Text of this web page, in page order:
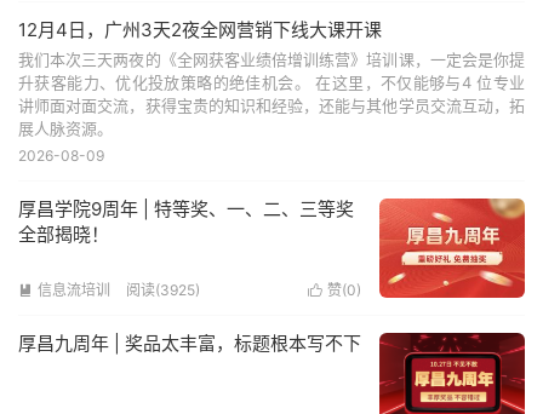
12月4日，广州3天2夜全网营销下线大课开课
我们本次三天两夜的《全网获客业绩倍增训练营》培训课，一定会是你提
升获客能力、优化投放策略的绝佳机会。 在这里，不仅能够与4 位专业
讲师面对面交流，获得宝贵的知识和经验，还能与其他学员交流互动，拓
展人脉资源。
2026-08-09
厚昌学院9周年 | 特等奖、一、二、三等奖
全部揭晓！
 赞(0)
 信息流培训 阅读(3925)
厚昌九周年 | 奖品太丰富，标题根本写不下